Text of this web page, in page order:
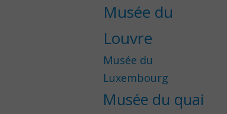
Musée du
Louvre
Musée du
Luxembourg
Musée du quai